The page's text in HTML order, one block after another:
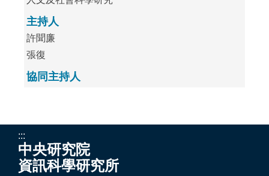
主持人
許聞廉
張復
協同主持人
:::
中央研究院
資訊科學研究所